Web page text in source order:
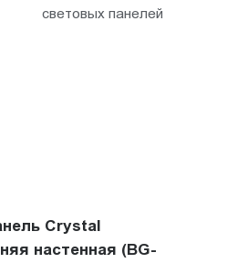
световых панелей
Crystal
настенная (BG-